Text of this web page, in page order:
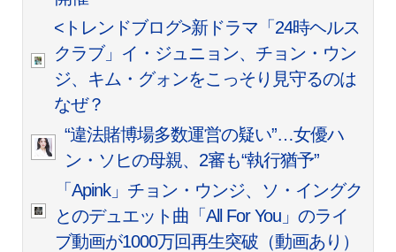
<トレンドブログ>新ドラマ「24時ヘルス
クラブ」イ・ジュニョン、チョン・ウン
ジ、キム・グォンをこっそり見守るのは
なぜ？
“違法賭博場多数運営の疑い”…女優ハ
ン・ソヒの母親、2審も“執行猶予”
「Apink」チョン・ウンジ、ソ・イングク
とのデュエット曲「All For You」のライ
ブ動画が1000万回再生突破（動画あり）